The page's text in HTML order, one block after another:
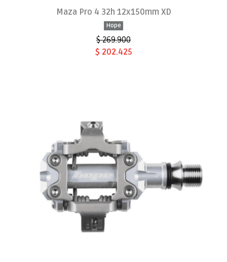
Maza Pro 4 32h 12x150mm XD
Hope
$ 269.900
$ 202.425